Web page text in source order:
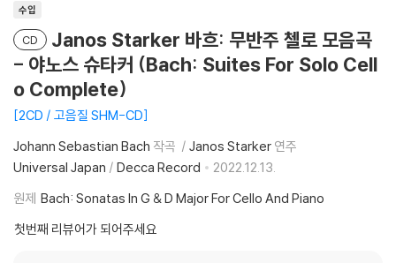
수입
CD
Janos Starker 바흐: 무반주 첼로 모음곡
- 야노스 슈타커 (Bach: Suites For Solo Cell
o Complete)
2CD / 고음질 SHM-CD
Johann Sebastian Bach 작곡 Janos Starker 연주
Universal Japan / Decca Record
2022.12.13.
원제 Bach: Sonatas In G & D Major For Cello And Piano
첫번째 리뷰어가 되어주세요